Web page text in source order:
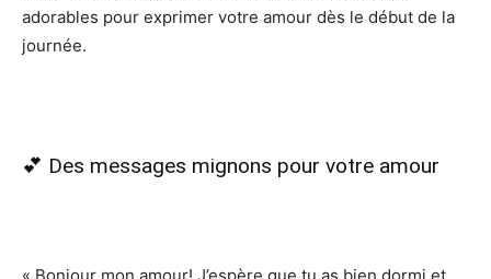
adorables pour exprimer votre amour dès le début de la
journée.
💕 Des messages mignons pour votre amour
« Bonjour mon amour! J’espère que tu as bien dormi et